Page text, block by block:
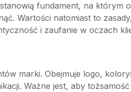
fundament, na którym
Wartości natomiast to
i zaufanie w oczach
marki. Obejmuje logo,
Ważne jest, aby tożsamość